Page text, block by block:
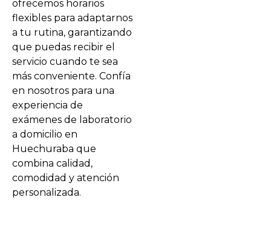
ofrecemos horarios
flexibles para adaptarnos
a tu rutina, garantizando
que puedas recibir el
servicio cuando te sea
más conveniente. Confía
en nosotros para una
experiencia de
exámenes de laboratorio
a domicilio en
Huechuraba que
combina calidad,
comodidad y atención
personalizada.